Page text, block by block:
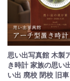
思い出写真館 木製
き時計 家族の思い
い出 廃校 閉校 旧